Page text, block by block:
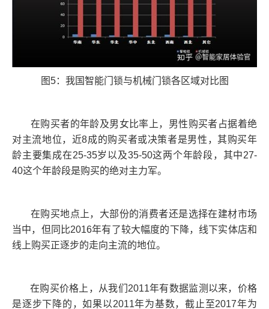
图5：我国智能门锁与机械门锁各区域对比图
在购买者的年龄及男女比率上，男性购买者占据着绝
对主流地位，近8成的购买者或决策者是男性，其购买年
龄主要集成在25-35岁以及35-50这两个年龄段，其中27-
40这个年龄段是购买的绝对主力军。
在购买地点上，大部份的消费者还是选择在建材市场
当中，但同比2016年有了较大幅度的下降，线下实体店和
线上购买正逐步的走向主流的地位。
在购买价格上，从我们2011年有数据监测以来，价格
是逐步下降的，如果以2011年为基数，截止至2017年为